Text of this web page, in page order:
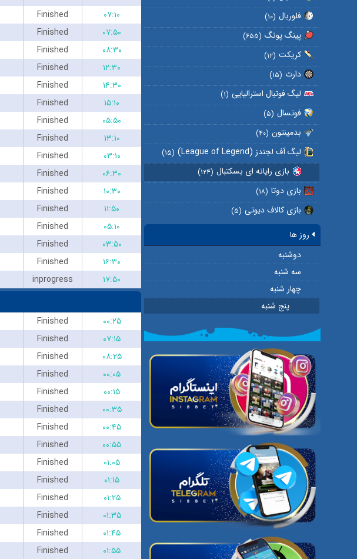
فلوربال (۱۰)
پینگ پونگ (۶۵۵)
کریکت (۱۲)
دارت (۱۵)
لیگ فوتبال استرالیایی (۱)
فوتسال (۵)
بدمینتون (۴۰)
لیگ آف لجندز (League of Legend) (۱۵)
بازی رایانه ای بسکتبال (۱۲۴)
بازی دوتا (۱۸)
بازی کالاف دیوتی (۵)
روز ها
دوشنبه
سه شنبه
چهار شنبه
پنج شنبه
Finished
۰۷:۱۰
Finished
۰۷:۵۰
Finished
۰۸:۳۰
Finished
۱۲:۳۰
Finished
۱۴:۳۰
Finished
۱۵:۱۰
Finished
۰۵:۵۰
Finished
۱۳:۱۰
Finished
۰۳:۱۰
Finished
۰۶:۳۰
Finished
۱۰:۳۰
Finished
۱۱:۵۰
Finished
۰۵:۱۰
Finished
۰۳:۵۰
Finished
۱۶:۳۰
inprogress
۱۷:۵۰
Finished
۰۰:۲۵
Finished
۰۷:۱۵
Finished
۰۸:۲۵
Finished
۰۰:۰۵
Finished
۰۰:۱۵
Finished
۰۰:۳۵
Finished
۰۰:۴۵
Finished
۰۰:۵۵
Finished
۰۱:۰۵
Finished
۰۱:۱۵
Finished
۰۱:۲۵
Finished
۰۱:۳۵
Finished
۰۱:۴۵
Finished
۰۱:۵۵